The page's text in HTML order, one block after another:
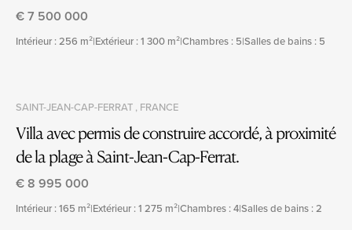
€ 7 500 000
Intérieur : 256 m²|Extérieur : 1 300 m²|Chambres : 5|Salles de bains : 5
SAINT-JEAN-CAP-FERRAT , FRANCE
Villa avec permis de construire accordé, à proximité
de la plage à Saint-Jean-Cap-Ferrat.
€ 8 995 000
Intérieur : 165 m²|Extérieur : 1 275 m²|Chambres : 4|Salles de bains : 2